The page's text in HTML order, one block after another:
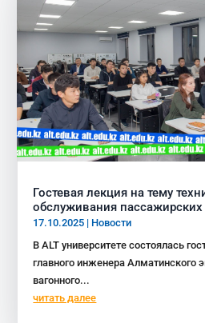
Гостевая лекция на тему
обслуживания пассажирских
17.10.2025 | Новости
В ALT университете состоялась
главного инженера Алматинского
вагонного...
читать далее